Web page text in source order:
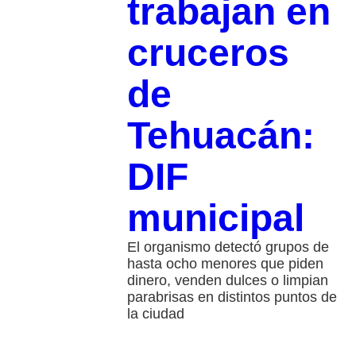
trabajan en
cruceros
de
Tehuacán:
DIF
municipal
El organismo detectó grupos de
hasta ocho menores que piden
dinero, venden dulces o limpian
parabrisas en distintos puntos de
la ciudad